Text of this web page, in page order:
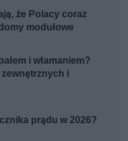
że Polacy coraz
modułowe
i włamaniem?
i
prądu w 2026?